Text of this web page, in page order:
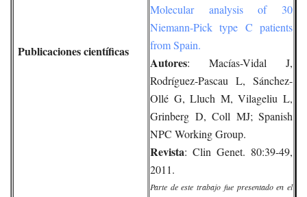
Publicaciones científicas
Molecular analysis of 30
Niemann-Pick type C patients
from Spain.
Autores: Macías-Vidal J,
Rodríguez-Pascau L, Sánchez-
Ollé G, Lluch M, Vilageliu L,
Grinberg D, Coll MJ; Spanish
NPC Working Group.
Revista: Clin Genet. 80:39-49,
2011.
Parte de este trabajo fue presentado en el